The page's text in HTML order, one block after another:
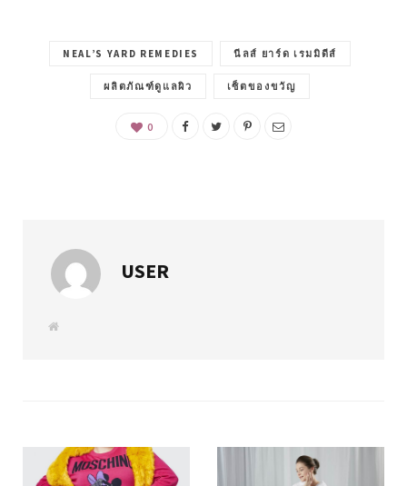
NEAL’S YARD REMEDIES นีลส์ ยาร์ด เรมมิดีส์
ผลิตภัณฑ์ดูแลผิว เซ็ตของขวัญ
0
USER
W